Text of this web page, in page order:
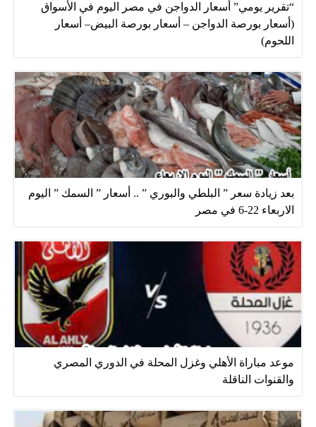
“تقرير يومي” أسعار الدواجن في مصر اليوم في الأسواق
(أسعار بورصة الدواجن – أسعار بورصة البيض– أسعار
اللحوم)
بعد زيادة سعر ” البلطي والبوري ” .. أسعار ” السمك ” اليوم
الاربعاء 22-6 في مصر
موعد مباراة الأهلي وغزل المحلة في الدوري المصري
والقنوات الناقلة